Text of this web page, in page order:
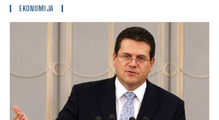
EKONOMIJA